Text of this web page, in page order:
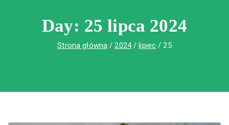
Day: 25 lipca 2024
Strona główna 2024 lipiec 25